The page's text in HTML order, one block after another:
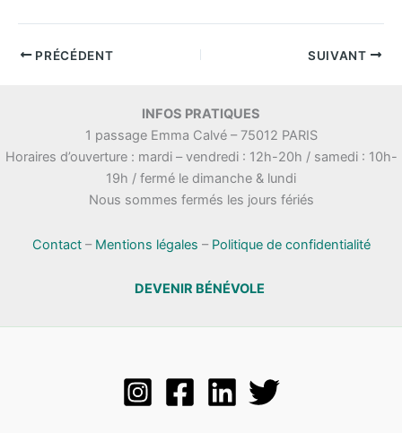
PRÉCÉDENT SUIVANT
INFOS PRATIQUES
1 passage Emma Calvé – 75012 PARIS
Horaires d’ouverture : mardi – vendredi : 12h-20h / samedi : 10h-
19h / fermé le dimanche & lundi
Nous sommes fermés les jours fériés
Contact– Mentions légales – Politique de confidentialité
DEVENIR BÉNÉVOLE